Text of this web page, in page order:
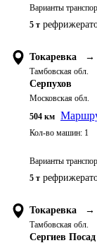
Варианты
5 т
Токаревка →
Тамбовская обл.
Серпухов
Московская обл.
504 км
Кол-во машин: 1
Варианты
5 т
Токаревка →
Тамбовская обл.
Сергиев Посад